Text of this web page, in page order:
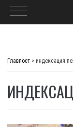
Главпост > индексация